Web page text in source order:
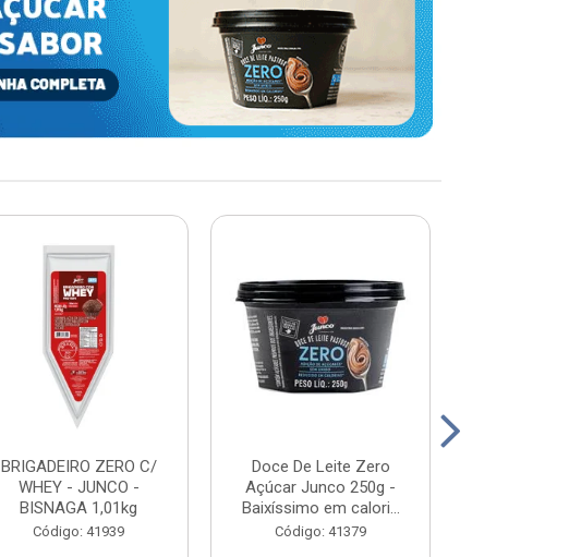
BRIGADEIRO ZERO C/
WHEY - JUNCO -
BISNAGA 1,01kg
Código: 41939
Doce De Leite Zero
Açúcar Junco 250g -
Baixíssimo em calori...
Código: 41379